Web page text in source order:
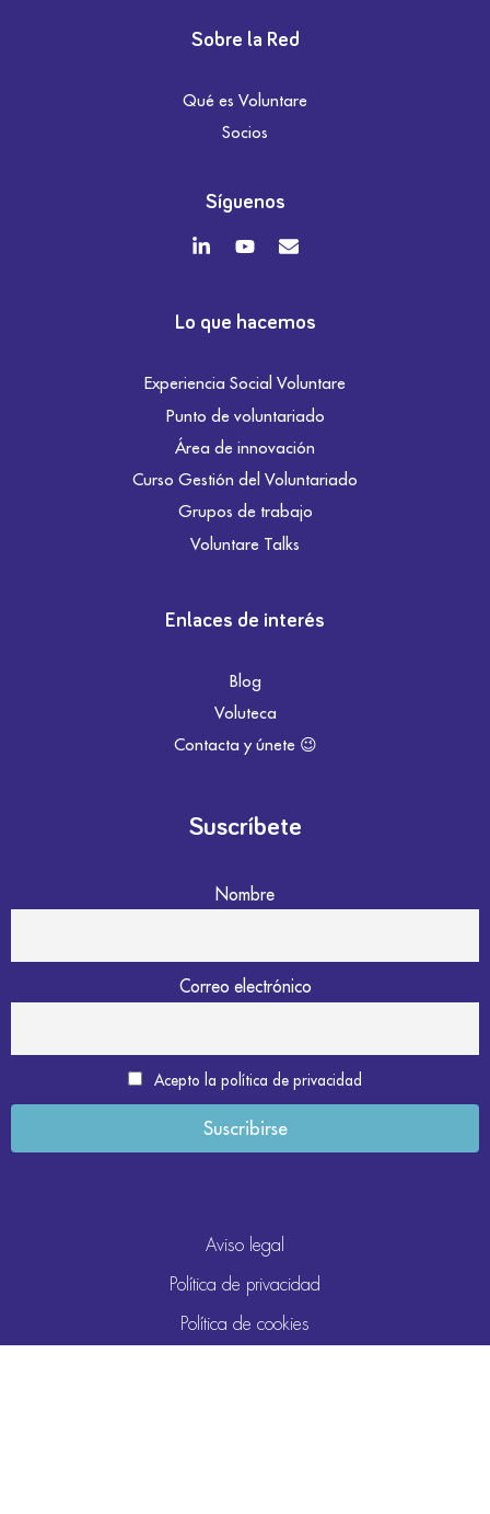
Sobre la Red
Qué es Voluntare
Socios
Síguenos
Lo que hacemos
Experiencia Social Voluntare
Punto de voluntariado
Área de innovación
Curso Gestión del Voluntariado
Grupos de trabajo
Voluntare Talks
Enlaces de interés
Blog
Voluteca
Contacta y únete 😉
Suscríbete
Nombre
Correo electrónico
Acepto la política de privacidad
Aviso legal
Política de privacidad
Política de cookies